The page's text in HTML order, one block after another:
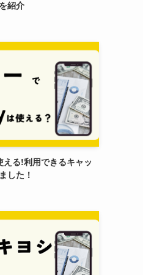
紹介
る!利用できるキャッ
した！